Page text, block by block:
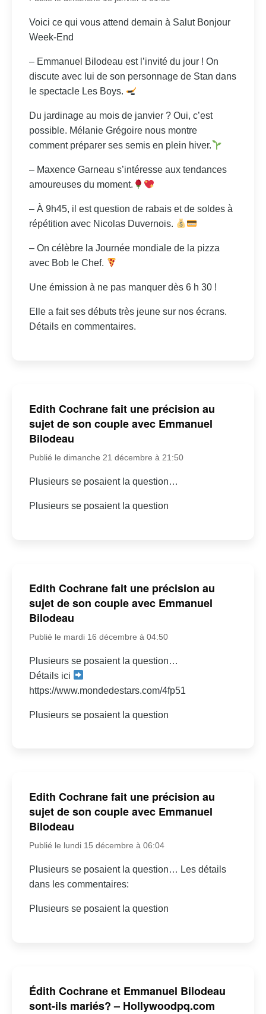
Voici ce qui vous attend demain à Salut Bonjour
Week-End
– Emmanuel Bilodeau est l’invité du jour ! On
discute avec lui de son personnage de Stan dans
le spectacle Les Boys.
Du jardinage au mois de janvier ? Oui, c’est
possible. Mélanie Grégoire nous montre
comment préparer ses semis en plein hiver.
– Maxence Garneau s’intéresse aux tendances
amoureuses du moment.
– À 9h45, il est question de rabais et de soldes à
répétition avec Nicolas Duvernois.
– On célèbre la Journée mondiale de la pizza
avec Bob le Chef.
Une émission à ne pas manquer dès 6 h 30 !
Elle a fait ses débuts très jeune sur nos écrans.
Détails en commentaires.
Edith Cochrane fait une précision au
sujet de son couple avec Emmanuel
Bilodeau
Publié le dimanche 21 décembre à 21:50
Plusieurs se posaient la question…
Plusieurs se posaient la question
Edith Cochrane fait une précision au
sujet de son couple avec Emmanuel
Bilodeau
Publié le mardi 16 décembre à 04:50
Plusieurs se posaient la question…
Détails ici
https://www.mondedestars.com/4fp51
Plusieurs se posaient la question
Edith Cochrane fait une précision au
sujet de son couple avec Emmanuel
Bilodeau
Publié le lundi 15 décembre à 06:04
Plusieurs se posaient la question… Les détails
dans les commentaires:
Plusieurs se posaient la question
Édith Cochrane et Emmanuel Bilodeau
sont-ils mariés? – Hollywoodpq.com